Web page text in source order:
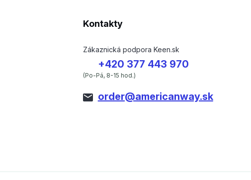
Kontakty
Zákaznická podpora Keen.sk
+420 377 443 970
(Po-Pá, 8-15 hod.)
order@americanway.sk